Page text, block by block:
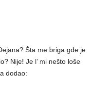
Šta me briga gde je
Nije! Je l’ mi nešto loše
dodao: